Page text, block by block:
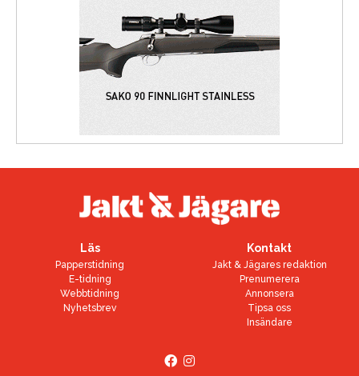
Läs
Papperstidning
E-tidning
Webbtidning
Nyhetsbrev
Kontakt
Jakt & Jägares redaktion
Prenumerera
Annonsera
Tipsa oss
Insändare